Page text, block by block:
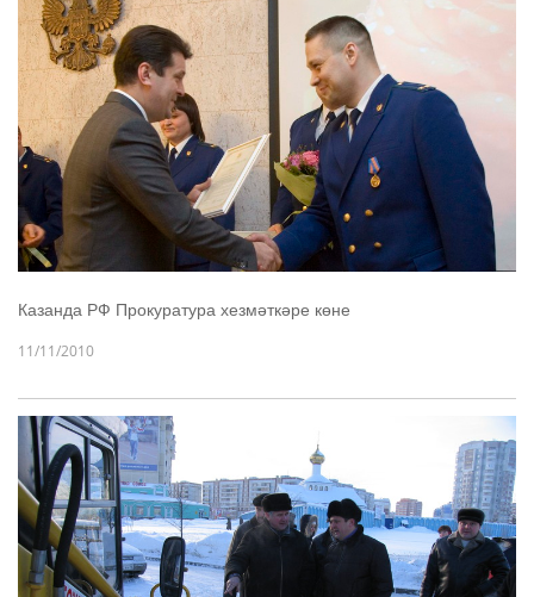
Казанда РФ Прокуратура хезмәткәре көне
11/11/2010